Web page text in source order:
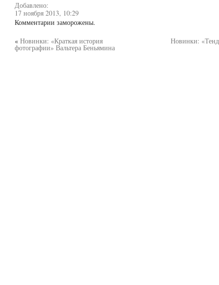
Добавлено:
17 ноября 2013, 10:29
Комментарии заморожены.
« Новинки: «Краткая история
фотографии» Вальтера Беньямина
Новинки: